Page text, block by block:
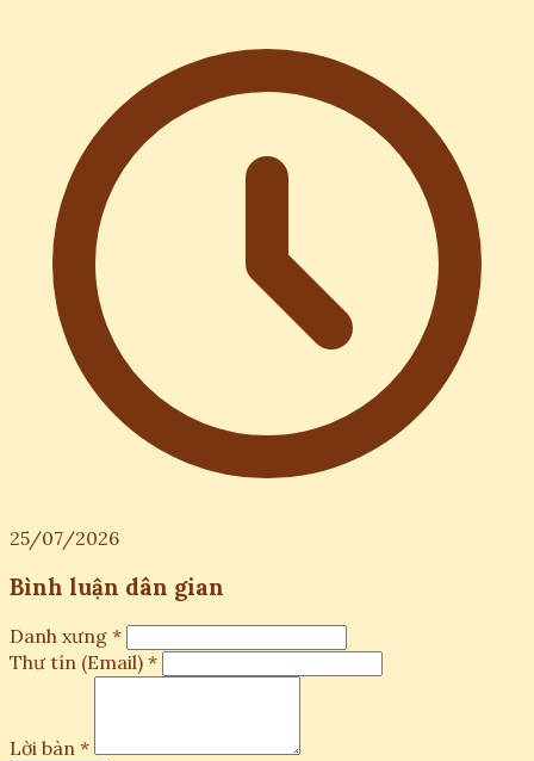
25/07/2026
Bình luận dân gian
Danh xưng *
Thư tín (Email) *
Lời bàn *